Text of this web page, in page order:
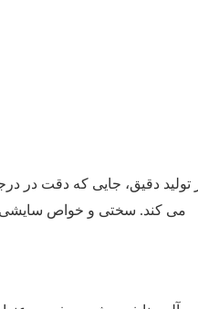
تولید دقیق، جایی که دقت در
می کند. سختی و خواص سایشی